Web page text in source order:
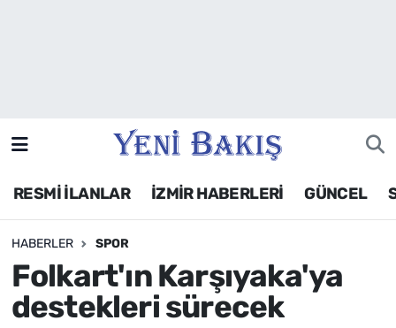
RESMİ İLANLAR İZMİR HABERLERİ GÜNCEL
HABERLER SPOR
Folkart'ın Karşıyaka'ya
destekleri sürecek
Siyaset
Asayiş / Polis-Adliye
Spor